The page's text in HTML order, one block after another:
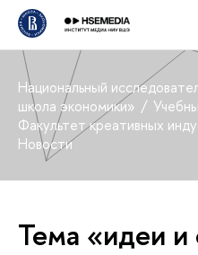
Национальный
школа экономики»
Факультет креативных
Новости
Тема «идеи и